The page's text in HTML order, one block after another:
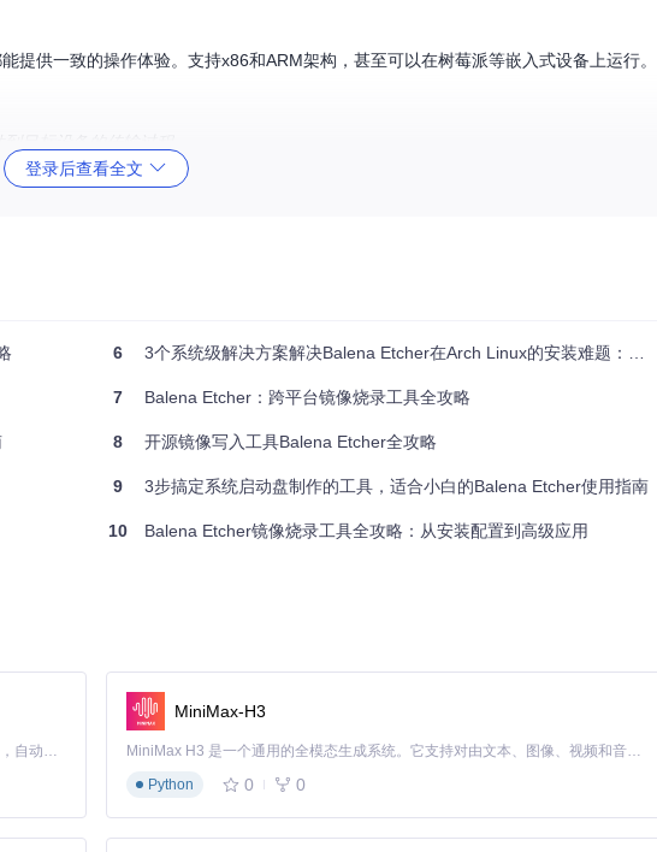
供一致的操作体验。支持x86和ARM架构，甚至可以在树莓派等嵌入式设备上运行。
提升速度）
文件损坏导致烧录失败。
文件，Etcher会自动识别文件类型并显示相关信息。
登录后查看全文
6 3个系统级解决方案解决Balena Etcher在Arch Linux的安装难题：实战攻略
7 Balena Etcher：跨平台镜像烧录工具全攻略
8 开源镜像写入工具Balena Etcher全攻略
9 3步搞定系统启动盘制作的工具，适合小白的Balena Etcher使用指南
10 Balena Etcher镜像烧录工具全攻略：从安装配置到高级应用
Claude Code 的开源替代方案。连接任意大模型，编辑代码，运行命令，自动验证 — 全自动执行。用 Rust 构建，极致性能。 ｜ An open-source alternative to Claude Code. Connect any LLM, edit code, run commands, and verify changes — autonomously. Built in Rust for speed. Get Started
MiniMax-H3
MiniMax H3 是一个通用的全模态生成系统。它支持对由文本、图像、视频和音频组成的多模态上下文进行统一理解，并能生成分辨率高达 2K、时长可达 15 秒的带原生立体声音频的视频。得益于面向任务泛化的系统设计，H3 在预训练阶段就已具备广泛的多模态上下文理解与生成能力，能够出色地执行复杂的多模态指令。
Python
0 0